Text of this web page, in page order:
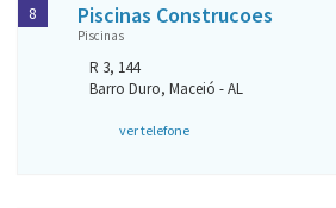
Piscinas Construcoes
Piscinas
R 3, 144
Barro Duro, Maceió - AL
ver telefone
8